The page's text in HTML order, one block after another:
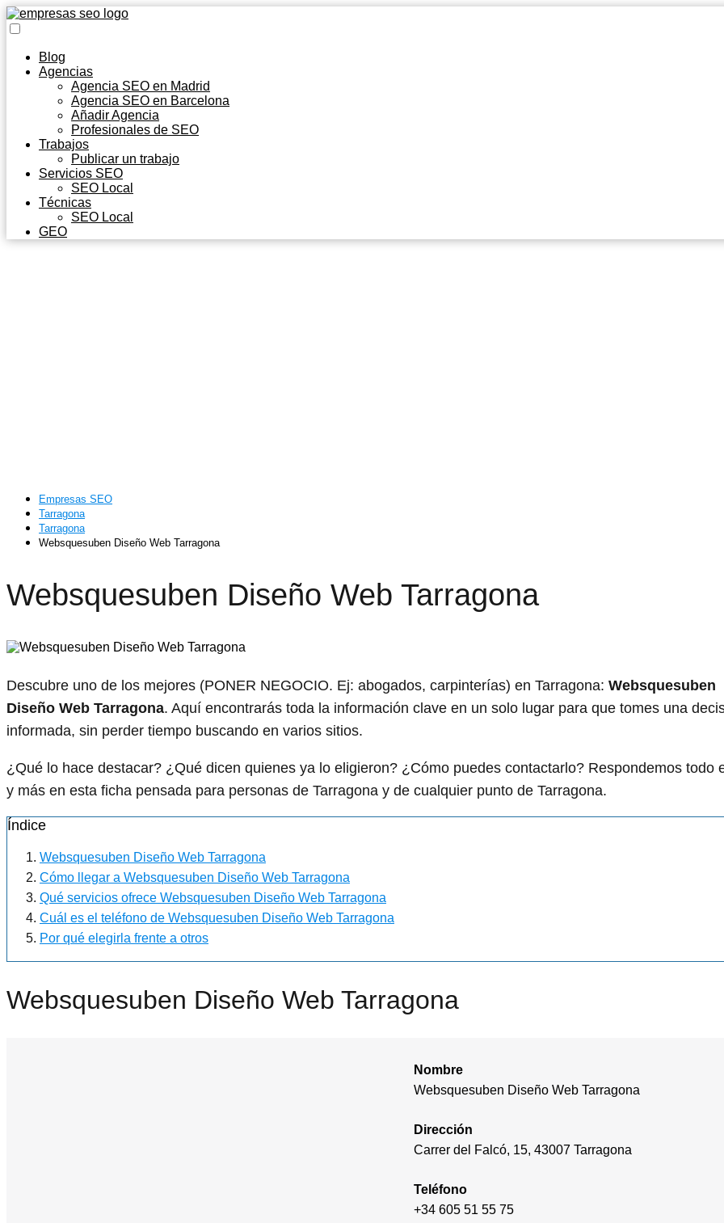
Blog
Agencias
Agencia SEO en Madrid
Agencia SEO en Barcelona
Añadir Agencia
Profesionales de SEO
Trabajos
Publicar un trabajo
Servicios SEO
SEO Local
Técnicas
SEO Local
GEO
Empresas SEO
Tarragona
Tarragona
Websquesuben Diseño Web Tarragona
Websquesuben Diseño Web Tarragona
Descubre uno de los mejores (PONER NEGOCIO. Ej: abogados, carpinterías) en Tarragona: Websquesuben
Diseño Web Tarragona. Aquí encontrarás toda la información clave en un solo lugar para que tomes una
informada, sin perder tiempo buscando en varios sitios.
¿Qué lo hace destacar? ¿Qué dicen quienes ya lo eligieron? ¿Cómo puedes contactarlo? Respondemos todo
y más en esta ficha pensada para personas de Tarragona y de cualquier punto de Tarragona.
Índice
Websquesuben Diseño Web Tarragona
Cómo llegar a Websquesuben Diseño Web Tarragona
Qué servicios ofrece Websquesuben Diseño Web Tarragona
Cuál es el teléfono de Websquesuben Diseño Web Tarragona
Por qué elegirla frente a otros
Websquesuben Diseño Web Tarragona
Nombre
Websquesuben Diseño Web Tarragona
Dirección
Carrer del Falcó, 15, 43007 Tarragona
Teléfono
+34 605 51 55 75